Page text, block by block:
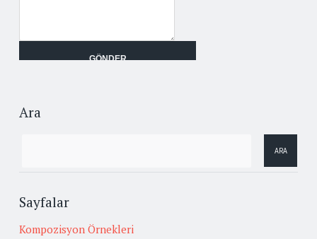
Ara
Sayfalar
Kompozisyon Örnekleri